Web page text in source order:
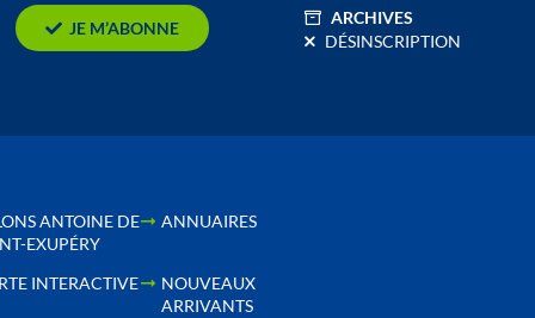
JE M’ABONNE
ARCHIVES
DÉSINSCRIPTION
ANTOINE DE
EXUPÉRY
ANNUAIRES
INTERACTIVE
NOUVEAUX
ARRIVANTS